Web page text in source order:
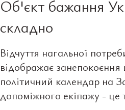
Об'єкт бажання
складно
Відчуття нагальної
відображає
політичний календар на
допоміжного екіпажу - це